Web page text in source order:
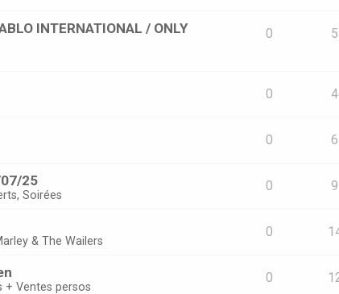
INTERNATIONAL / ONLY
0
0
0
07/25
Soirées
0
& The Wailers
0
+ Ventes persos
0